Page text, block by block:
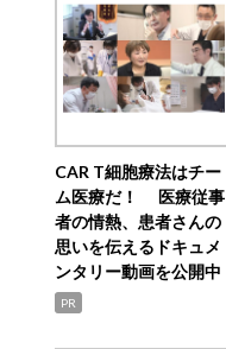
CAR T細胞療法はチー
ム医療だ！ 医療従事
者の情熱、患者さんの
思いを伝えるドキュメ
ンタリー動画を公開中
PR